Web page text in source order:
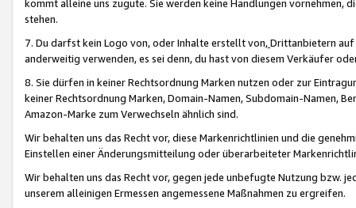
kommt alleine uns zugute. Sie werden keine Handlungen vornehmen,
stehen.
7. Du darfst kein Logo von, oder Inhalte erstellt von,Drittanbietern auf
anderweitig verwenden, es sei denn, du hast von diesem Verkäufer
8. Sie dürfen in keiner Rechtsordnung Marken nutzen oder zur
keiner Rechtsordnung Marken, Domain-Namen, Subdomain-Namen,
Amazon-Marke zum Verwechseln ähnlich sind.
Wir behalten uns das Recht vor, diese Markenrichtlinien und die
Einstellen einer Änderungsmitteilung oder überarbeiteter
Wir behalten uns das Recht vor, gegen jede unbefugte Nutzung bzw.
unserem alleinigen Ermessen angemessene Maßnahmen zu ergreifen.